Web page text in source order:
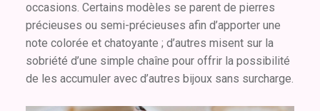
occasions. Certains modèles se parent de pierres
précieuses ou semi-précieuses afin d’apporter une
note colorée et chatoyante ; d’autres misent sur la
sobriété d’une simple chaîne pour offrir la possibilité
de les accumuler avec d’autres bijoux sans surcharge.